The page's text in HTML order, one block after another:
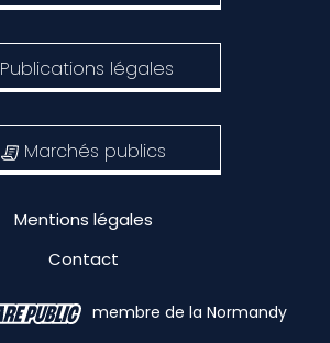
Publications légales
Marchés publics
Mentions légales
Contact
membre de la Normandy